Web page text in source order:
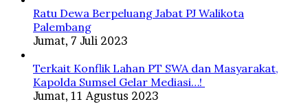
Ratu Dewa Berpeluang Jabat PJ Walikota
Palembang
Jumat, 7 Juli 2023
Terkait Konflik Lahan PT SWA dan Masyarakat,
Kapolda Sumsel Gelar Mediasi…!
Jumat, 11 Agustus 2023